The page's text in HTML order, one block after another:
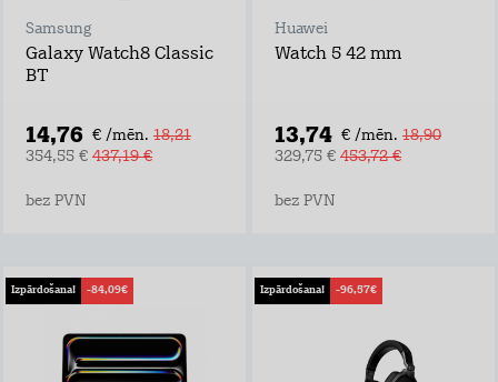
Samsung
Galaxy Watch8 Classic
BT
14,76 € /mēn. 18,21
354,55 € 437,19 €
bez PVN
Huawei
Watch 5 42 mm
13,74 € /mēn. 18,90
329,75 € 453,72 €
bez PVN
Izpārdošana! -84,09€ Izpārdošana! -96,57€